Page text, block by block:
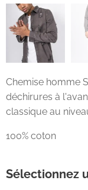
Chemise homme
déchirures à
classique au
100% coton
Sélectionnez